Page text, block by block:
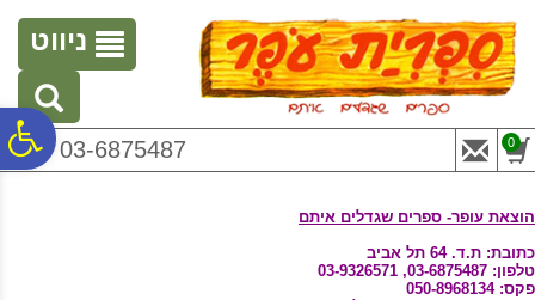
נגישות
אתר
המרכזי
ניווט
03-6875487 0
הוצאת עופר- ספרים שגדלים איתם
כתובת: ת.ד. 64 תל אביב
טלפון: 03-6875487, 03-9326571
פקס: 050-8968134